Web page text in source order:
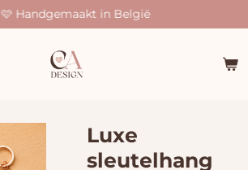
🩷 Handgemaakt in België
Luxe
sleutelhang